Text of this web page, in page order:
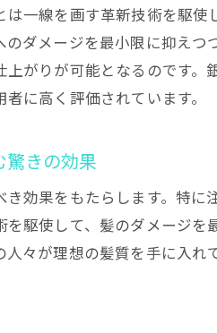
縮毛矯
自分ら
一線を画す革新技術を駆
ダメージを最小限に抑え
がりが可能となるのです
に高く評価されています。
驚きの効果
効果をもたらします。特
を駆使して、髪のダメージ
々が理想の髪質を手に入